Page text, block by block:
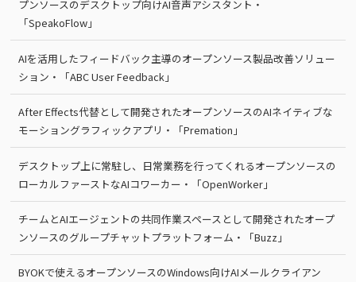
プンソースのデスクトップ向けAI音声アシスタント・
「SpeakoFlow」
AIを活用したフィードバック主導のオープンソース製品改善ソリュー
ション・「ABC User Feedback」
After Effects代替として開発されたオープンソースのAIネイティブな
モーショングラフィックアプリ・「Premation」
デスクトップ上に常駐し、日常業務を行ってくれるオープンソースの
ローカルファーストなAIコワーカー・「OpenWorker」
チームとAIエージェントの共同作業スペースとして開発されたオープ
ンソースのグループチャットプラットフォーム・「Buzz」
BYOKで使えるオープンソースのWindows向けAIメールクライアン